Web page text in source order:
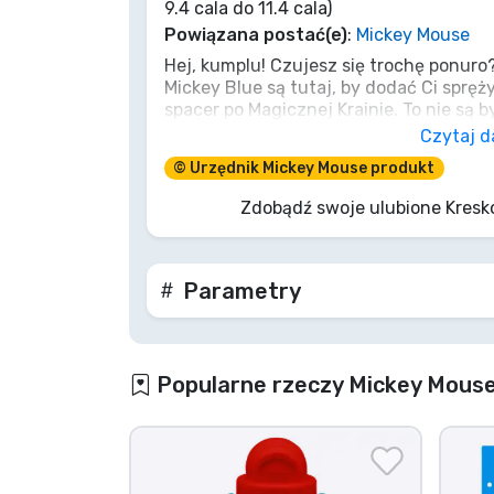
9.4 cala do 11.4 cala)
Powiązana postać(e): Mickey Mouse
Hej, kumplu! Czujesz się trochę
Mickey Blue są tutaj, by dodać Ci
spacer po Magicznej Krainie. To nie są
dawka przygód dla Twoich stóp. Z
gotów stawić czoła każdemu
przechytrzenie Kaptana Haka. Więc
pozwól, by te skarpety były Twoimi
Twoich wielkich przygodach. Nie bądź
zacznie się zabawa!
Czytaj
© Urzędnik Mickey Mouse produkt
Zdobądź swoje ulubione
Parametry
Popularne rzeczy Mickey